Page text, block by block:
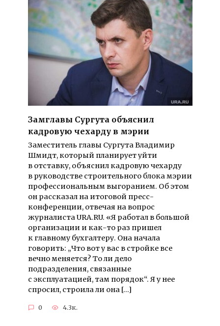
Замглавы Сургута объяснил
кадровую чехарду в мэрии
Заместитель главы Сургута Владимир
Шмидт, который планирует уйти
в отставку, объяснил кадровую чехарду
в руководстве строительного блока мэрии
профессиональным выгоранием. Об этом
он рассказал на итоговой пресс-
конференции, отвечая на вопрос
журналиста URA.RU. «Я работал в большой
организации и как-то раз пришел
к главному бухгалтеру. Она начала
говорить: „Что вот у вас в стройке все
вечно меняется? То ли дело
подразделения, связанные
с эксплуатацией, там порядок“. Я у нее
спросил, строила ли она […]
0 4.3к.